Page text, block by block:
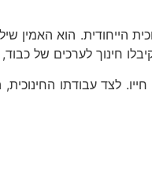
הייחודית. הוא
חינוך לערכים של
לצד עבודתו